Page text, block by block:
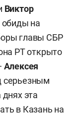
Виктор
обиды на
главы СБР
РТ открыто
Алексея
серьезным
эта
в Казань на